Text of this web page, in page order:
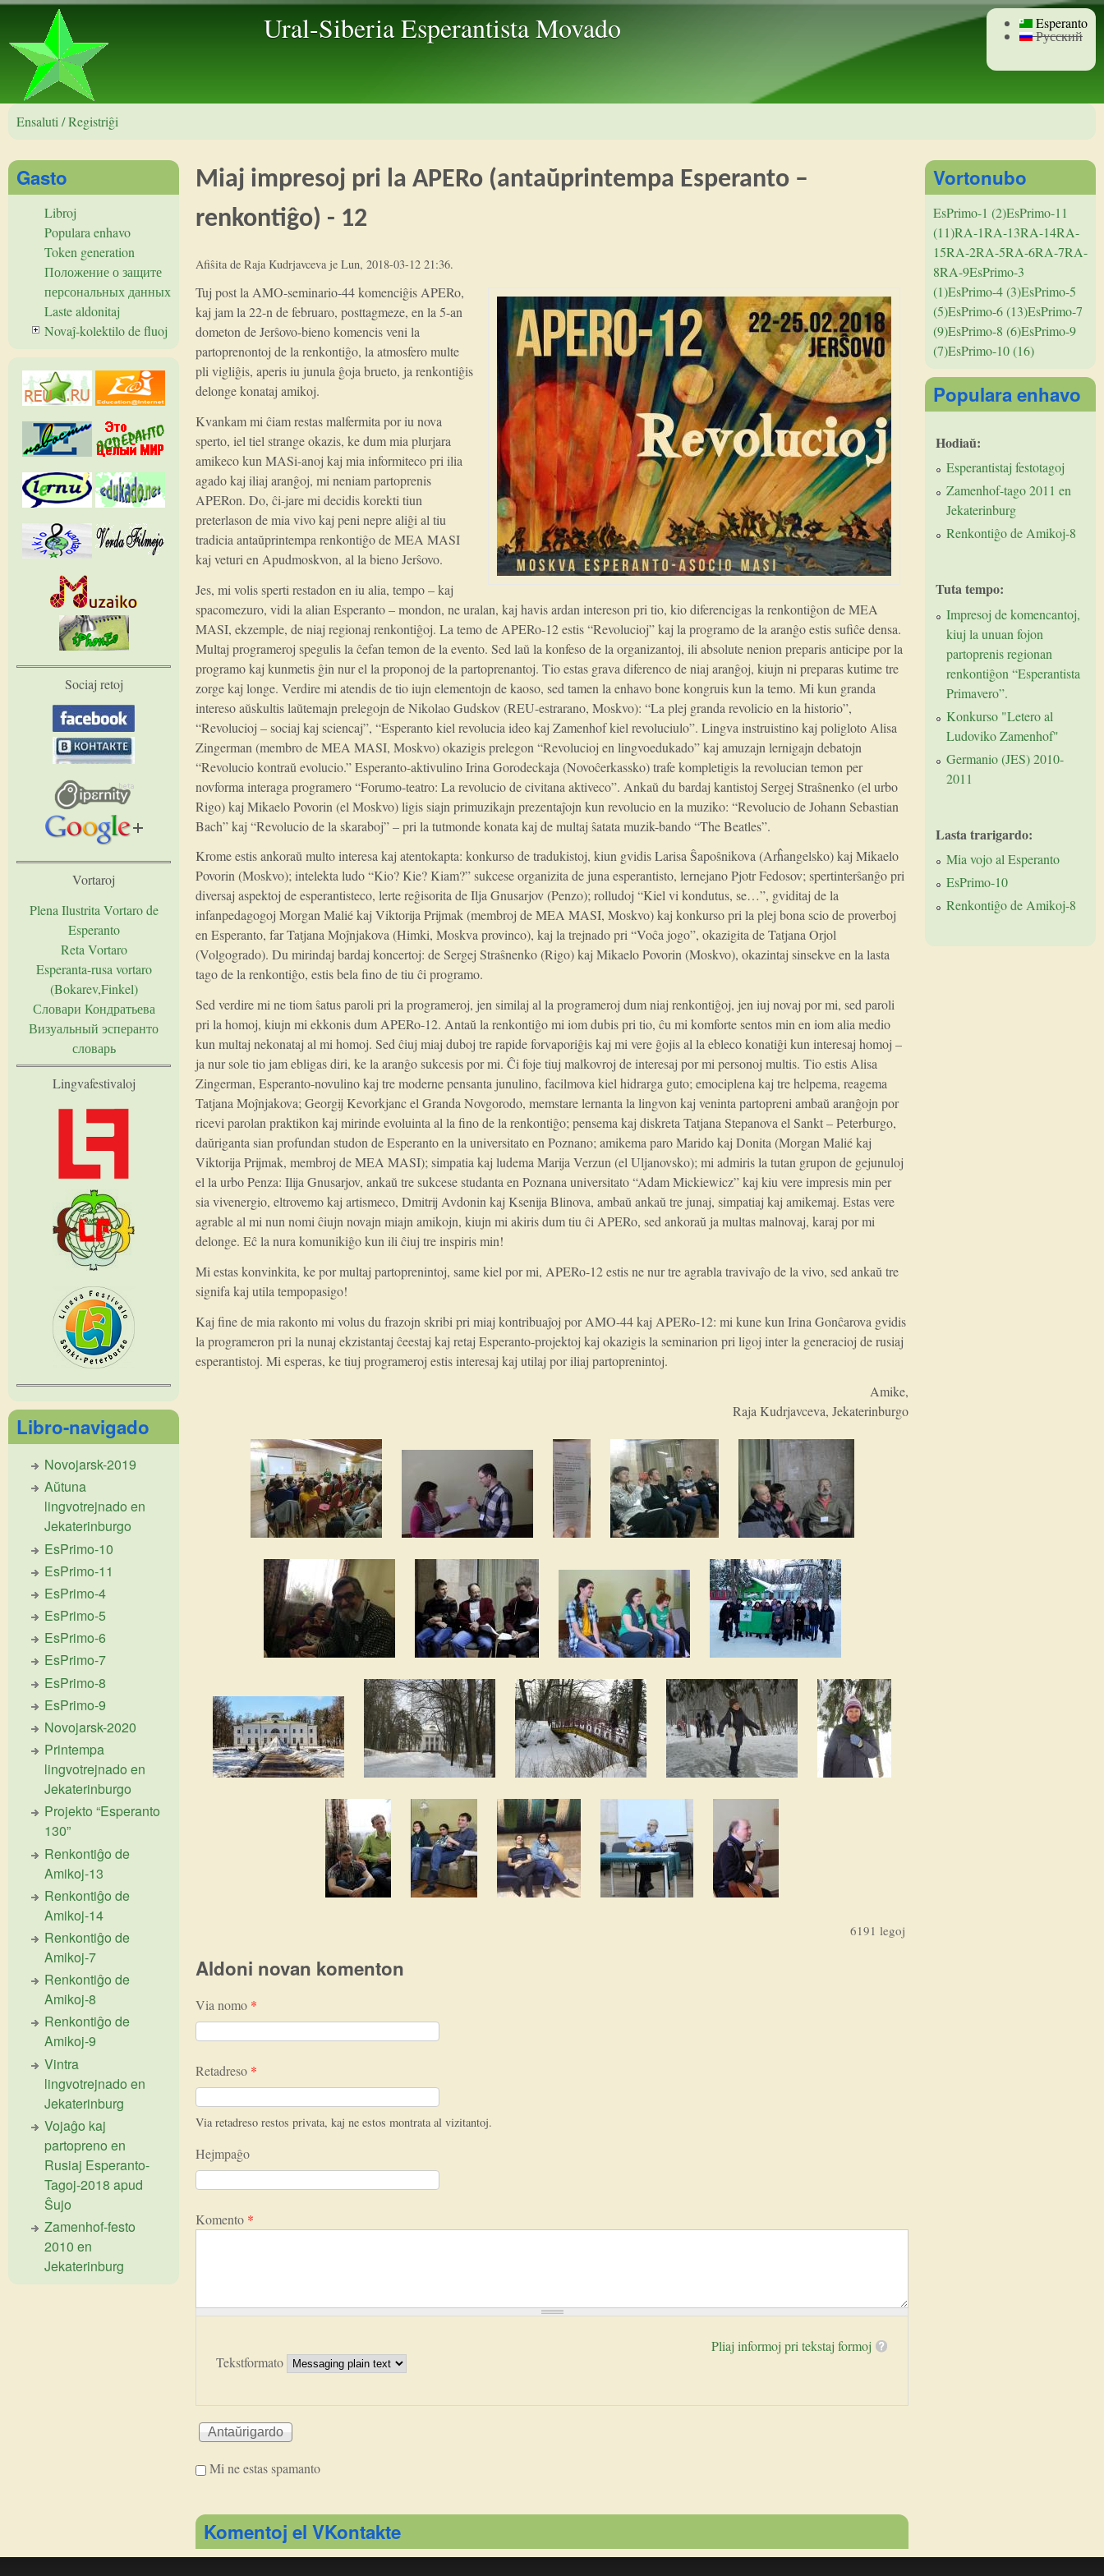
Ural-Siberia Esperantista Movado Esperanto
Русский
Ensaluti / Registriĝi
Miaj impresoj pri la APERo (antaŭprintempa Esperanto –
renkontiĝo) - 12
Afiŝita deRaja KudrjavcevajeLun, 2018-03-12 21:36.
Tuj post la AMO-seminario-44 komenciĝis APERo,
kaj jam la 22-n de februaro, posttagmeze, en la 5-an
dometon de Jerŝovo-bieno komencis veni la
partoprenontoj de la renkontiĝo, la atmosfero multe
pli vigliĝis, aperis iu junula ĝoja brueto, ja renkontiĝis
delonge konataj amikoj.
Kvankam mi ĉiam restas malfermita por iu nova
sperto, iel tiel strange okazis, ke dum mia plurjara
amikeco kun MASi-anoj kaj mia informiteco pri ilia
agado kaj iliaj aranĝoj, mi neniam partoprenis
APERon. Do, ĉi-jare mi decidis korekti tiun
preterlason de mia vivo kaj peni nepre aliĝi al tiu
tradicia antaŭprintempa renkontiĝo de MEA MASI
kaj veturi en Apudmoskvon, al la bieno Jerŝovo.
Jes, mi volis sperti restadon en iu alia, tempo – kaj
spacomezuro, vidi la alian Esperanto – mondon, ne uralan, kaj havis ardan intereson pri tio, kio diferencigas la renkontiĝon de MEA
MASI, ekzemple, de niaj regionaj renkontiĝoj. La temo de APERo-12 estis “Revolucioj” kaj la programo de la aranĝo estis sufiĉe densa.
Multaj programeroj spegulis la ĉefan temon de la evento. Sed laŭ la konfeso de la organizantoj, ili absolute nenion preparis anticipe por la
programo kaj kunmetis ĝin nur el la proponoj de la partoprenantoj. Tio estas grava diferenco de niaj aranĝoj, kiujn ni preparas kutime tre
zorge kaj longe. Verdire mi atendis de tio iujn elementojn de kaoso, sed tamen la enhavo bone kongruis kun la temo. Mi kun granda
intereso aŭskultis laŭtemajn prelegojn de Nikolao Gudskov (REU-estrarano, Moskvo): “La plej granda revolicio en la historio”,
“Revolucioj – sociaj kaj sciencaj”, “Esperanto kiel revolucia ideo kaj Zamenhof kiel revoluciulo”. Lingva instruistino kaj poligloto Alisa
Zingerman (membro de MEA MASI, Moskvo) okazigis prelegon “Revolucioj en lingvoedukado” kaj amuzajn lernigajn debatojn
“Revolucio kontraŭ evolucio.” Esperanto-aktivulino Irina Gorodeckaja (Novoĉerkassko) trafe kompletigis la revolucian temon per
novforma interaga programero “Forumo-teatro: La revolucio de civitana aktiveco”. Ankaŭ du bardaj kantistoj Sergej Straŝnenko (el urbo
Rigo) kaj Mikaelo Povorin (el Moskvo) ligis siajn primuzikajn prezentaĵojn kun revolucio en la muziko: “Revolucio de Johann Sebastian
Bach” kaj “Revolucio de la skaraboj” – pri la tutmonde konata kaj de multaj ŝatata muzik-bando “The Beatles”.
Krome estis ankoraŭ multo interesa kaj atentokapta: konkurso de tradukistoj, kiun gvidis Larisa Ŝapoŝnikova (Arĥangelsko) kaj Mikaelo
Povorin (Moskvo); intelekta ludo “Kio? Kie? Kiam?” sukcese organizita de juna esperantisto, lernejano Pjotr Fedosov; spertinterŝanĝo pri
diversaj aspektoj de esperantisteco, lerte reĝisorita de Ilja Gnusarjov (Penzo); rolludoj “Kiel vi kondutus, se…”, gviditaj de la
infanpedagogoj Morgan Malié kaj Viktorija Prijmak (membroj de MEA MASI, Moskvo) kaj konkurso pri la plej bona scio de proverboj
en Esperanto, far Tatjana Moĵnjakova (Himki, Moskva provinco), kaj la trejnado pri “Voĉa jogo”, okazigita de Tatjana Orjol
(Volgogrado). Du mirindaj bardaj koncertoj: de Sergej Straŝnenko (Rigo) kaj Mikaelo Povorin (Moskvo), okazintaj sinsekve en la lasta
tago de la renkontiĝo, estis bela fino de tiu ĉi programo.
Sed verdire mi ne tiom ŝatus paroli pri la programeroj, jen similaj al la programeroj dum niaj renkontiĝoj, jen iuj novaj por mi, sed paroli
pri la homoj, kiujn mi ekkonis dum APERo-12. Antaŭ la renkontiĝo mi iom dubis pri tio, ĉu mi komforte sentos min en iom alia medio
kun multaj nekonataj al mi homoj. Sed ĉiuj miaj duboj tre rapide forvaporiĝis kaj mi vere ĝojis al la ebleco konatiĝi kun interesaj homoj –
ja nur sole tio jam ebligas diri, ke la aranĝo sukcesis por mi. Ĉi foje tiuj malkovroj de interesaj por mi personoj multis. Tio estis Alisa
Zingerman, Esperanto-novulino kaj tre moderne pensanta junulino, facilmova kiel hidrarga guto; emociplena kaj tre helpema, reagema
Tatjana Moĵnjakova; Georgij Kevorkjanc el Granda Novgorodo, memstare lernanta la lingvon kaj veninta partopreni ambaŭ aranĝojn por
ricevi parolan praktikon kaj mirinde evoluinta al la fino de la renkontiĝo; pensema kaj diskreta Tatjana Stepanova el Sankt – Peterburgo,
daŭriganta sian profundan studon de Esperanto en la universitato en Poznano; amikema paro Marido kaj Donita (Morgan Malié kaj
Viktorija Prijmak, membroj de MEA MASI); simpatia kaj ludema Marija Verzun (el Uljanovsko); mi admiris la tutan grupon de gejunuloj
el la urbo Penza: Ilija Gnusarjov, ankaŭ tre sukcese studanta en Poznana universitato “Adam Mickiewicz” kaj kiu vere impresis min per
sia vivenergio, eltrovemo kaj artismeco, Dmitrij Avdonin kaj Ksenija Blinova, ambaŭ ankaŭ tre junaj, simpatiaj kaj amikemaj. Estas vere
agrable al mi nun nomi ĉiujn novajn miajn amikojn, kiujn mi akiris dum tiu ĉi APERo, sed ankoraŭ ja multas malnovaj, karaj por mi
delonge. Eĉ la nura komunikiĝo kun ili ĉiuj tre inspiris min!
Mi estas konvinkita, ke por multaj partoprenintoj, same kiel por mi, APERo-12 estis ne nur tre agrabla travivaĵo de la vivo, sed ankaŭ tre
signifa kaj utila tempopasigo!
Kaj fine de mia rakonto mi volus du frazojn skribi pri miaj kontribuaĵoj por AMO-44 kaj APERo-12: mi kune kun Irina Gonĉarova gvidis
la programeron pri la nunaj ekzistantaj ĉeestaj kaj retaj Esperanto-projektoj kaj okazigis la seminarion pri ligoj inter la generacioj de rusiaj
esperantistoj. Mi esperas, ke tiuj programeroj estis interesaj kaj utilaj por iliaj partoprenintoj.
Amike,
Raja Kudrjavceva, Jekaterinburgo
6191 legoj
Aldoni novan komenton
Via nomo *
Retadreso *
Via retadreso restos privata, kaj ne estos montrata al vizitantoj.
Hejmpaĝo
Komento *
Pliaj informoj pri tekstaj formoj
Tekstformato
Mi ne estas spamanto
I'm a spammer
Komentoj el VKontakte
Gasto
Libroj
Populara enhavo
Token generation
Положение о защите
персональных данных
Laste aldonitaj
Novaĵ-kolektilo de fluoj
Sociaj retoj
Vortaroj
Plena Ilustrita Vortaro de
Esperanto
Reta Vortaro
Esperanta-rusa vortaro
(Bokarev,Finkel)
Словари Кондратьева
Визуальный эсперанто
словарь
Lingvafestivaloj
Libro-navigado
Novojarsk-2019
Aŭtuna
lingvotrejnado en
Jekaterinburgo
EsPrimo-10
EsPrimo-11
EsPrimo-4
EsPrimo-5
EsPrimo-6
EsPrimo-7
EsPrimo-8
EsPrimo-9
Novojarsk-2020
Printempa
lingvotrejnado en
Jekaterinburgo
Projekto “Esperanto
130”
Renkontiĝo de
Amikoj-13
Renkontiĝo de
Amikoj-14
Renkontiĝo de
Amikoj-7
Renkontiĝo de
Amikoj-8
Renkontiĝo de
Amikoj-9
Vintra
lingvotrejnado en
Jekaterinburg
Vojaĝo kaj
partopreno en
Rusiaj Esperanto-
Tagoj-2018 apud
Ŝujo
Zamenhof-festo
2010 en
Jekaterinburg
Vortonubo
EsPrimo-1 (2)EsPrimo-11
(11)RA-1RA-13RA-14RA-
15RA-2RA-5RA-6RA-7RA-
8RA-9EsPrimo-3
(1)EsPrimo-4 (3)EsPrimo-5
(5)EsPrimo-6 (13)EsPrimo-7
(9)EsPrimo-8 (6)EsPrimo-9
(7)EsPrimo-10 (16)
Populara enhavo
Hodiaŭ:
Esperantistaj festotagoj
Zamenhof-tago 2011 en
Jekaterinburg
Renkontiĝo de Amikoj-8
Tuta tempo:
Impresoj de komencantoj,
kiuj la unuan fojon
partoprenis regionan
renkontiĝon “Esperantista
Primavero”.
Konkurso "Letero al
Ludoviko Zamenhof"
Germanio (JES) 2010-
2011
Lasta trarigardo:
Mia vojo al Esperanto
EsPrimo-10
Renkontiĝo de Amikoj-8